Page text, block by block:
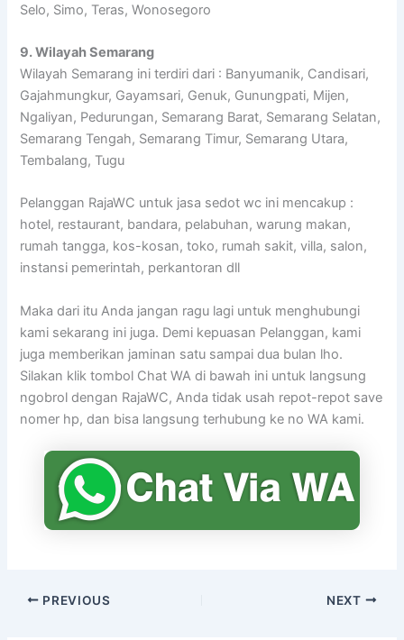
Selo, Simo, Teras, Wonosegoro
9. Wilayah Semarang
Wilayah Semarang ini terdiri dari : Banyumanik, Candisari,
Gajahmungkur, Gayamsari, Genuk, Gunungpati, Mijen,
Ngaliyan, Pedurungan, Semarang Barat, Semarang Selatan,
Semarang Tengah, Semarang Timur, Semarang Utara,
Tembalang, Tugu
Pelanggan RajaWC untuk jasa sedot wc ini mencakup :
hotel, restaurant, bandara, pelabuhan, warung makan,
rumah tangga, kos-kosan, toko, rumah sakit, villa, salon,
instansi pemerintah, perkantoran dll
Maka dari itu Anda jangan ragu lagi untuk menghubungi
kami sekarang ini juga. Demi kepuasan Pelanggan, kami
juga memberikan jaminan satu sampai dua bulan lho.
Silakan klik tombol Chat WA di bawah ini untuk langsung
ngobrol dengan RajaWC, Anda tidak usah repot-repot save
nomer hp, dan bisa langsung terhubung ke no WA kami.
PREVIOUS NEXT